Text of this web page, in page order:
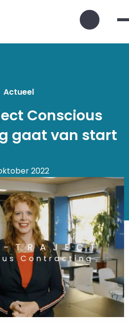
Zoek
knop
Actueel
Conscious
gaat van start
2022